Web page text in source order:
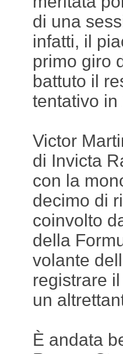
di una
infatti, il
primo giro
battuto il
tentativo in
Victor
di Invicta
con la
decimo di
coinvolto
della
volante
registrare
un
È andata